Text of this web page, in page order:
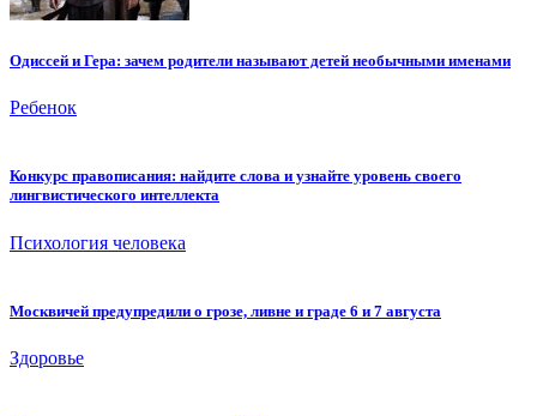
Одиссей и Гера: зачем родители называют детей необычными именами
Ребенок
Конкурс правописания: найдите слова и узнайте уровень своего
лингвистического интеллекта
Психология человека
Москвичей предупредили о грозе, ливне и граде 6 и 7 августа
Здоровье